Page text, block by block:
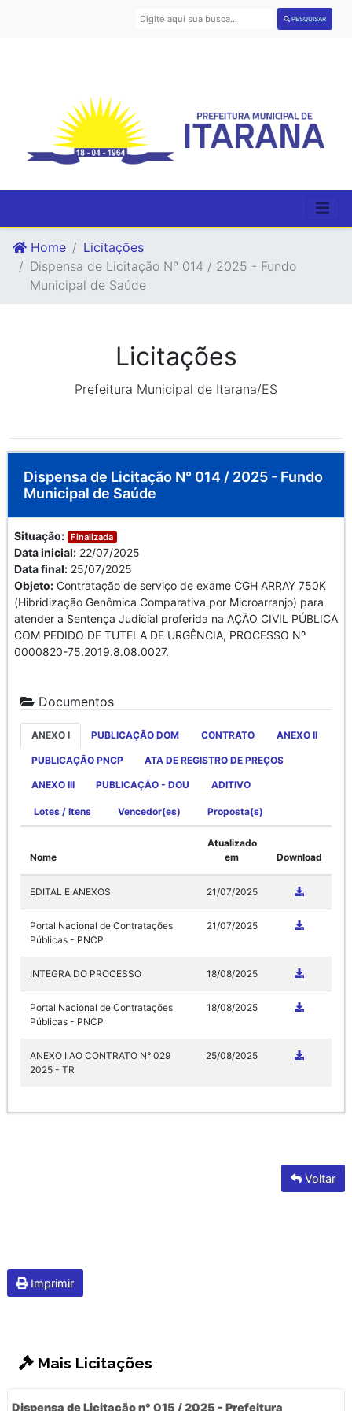
PESQUISAR
Home
Licitações
Dispensa de Licitação N° 014 / 2025 - Fundo
Municipal de Saúde
Licitações
Prefeitura Municipal de Itarana/ES
Dispensa de Licitação N° 014 / 2025 - Fundo
Municipal de Saúde
Situação: Finalizada
Data inicial: 22/07/2025
Data final: 25/07/2025
Objeto: Contratação de serviço de exame CGH ARRAY 750K
(Hibridização Genômica Comparativa por Microarranjo) para
atender a Sentença Judicial proferida na AÇÃO CIVIL PÚBLICA
COM PEDIDO DE TUTELA DE URGÊNCIA, PROCESSO Nº
0000820-75.2019.8.08.0027.
Documentos
ANEXO I PUBLICAÇÃO DOM CONTRATO ANEXO II
PUBLICAÇÃO PNCP ATA DE REGISTRO DE PREÇOS
ANEXO III PUBLICAÇÃO - DOU ADITIVO
Lotes / Itens Vencedor(es) Proposta(s)
Nome
Atualizado
em
Download
EDITAL E ANEXOS 21/07/2025
Portal Nacional de Contratações
Públicas - PNCP
21/07/2025
INTEGRA DO PROCESSO 18/08/2025
Portal Nacional de Contratações
Públicas - PNCP
18/08/2025
ANEXO I AO CONTRATO N° 029
2025 - TR
25/08/2025
Voltar
Imprimir
Mais Licitações
Dispensa de Licitação n° 015 / 2025 - Prefeitura